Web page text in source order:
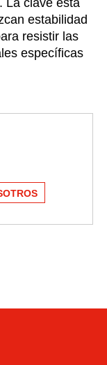
La clave está
estabilidad
resistir las
específicas